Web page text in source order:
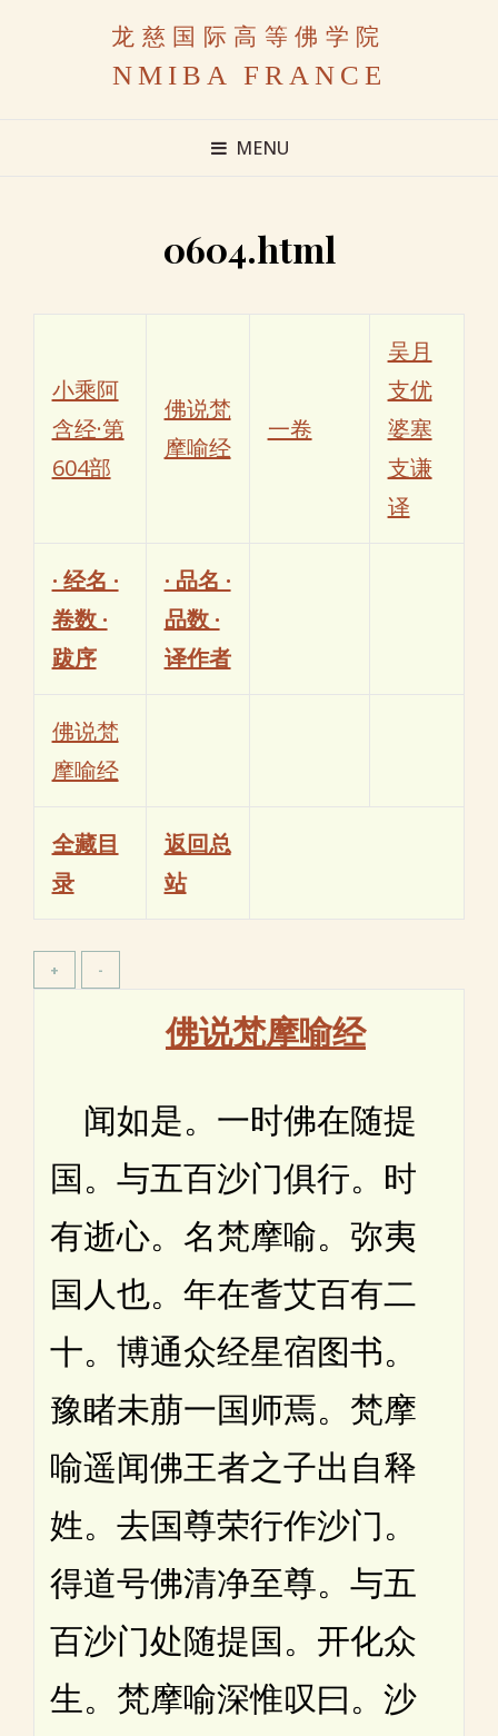
龙慈国际高等佛学院
NMIBA FRANCE
MENU
0604.html
小乘阿
含经·第
604部
佛说梵
摩喻经
一卷
吴月
支优
婆塞
支谦
译
· 经名 ·
卷数 ·
跋序
· 品名 ·
品数 ·
译作者
佛说梵
摩喻经
全藏目
录
返回总
站
佛说梵摩喻经
闻如是。一时佛在随提
国。与五百沙门俱行。时
有逝心。名梵摩喻。弥夷
国人也。年在耆艾百有二
十。博通众经星宿图书。
豫睹未萠一国师焉。梵摩
喻遥闻佛王者之子出自释
姓。去国尊荣行作沙门。
得道号佛清净至尊。与五
百沙门处随提国。开化众
生。梵摩喻深惟叹曰。沙